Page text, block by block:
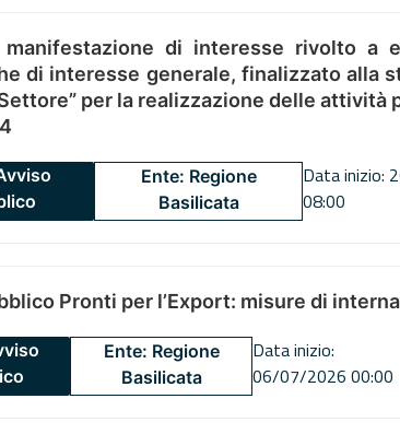
manifestazione di interesse rivolto
di interesse generale, finalizzato alla
per la realizzazione delle attività
Ente: Regione
Basilicata
Data inizio:
08:00
Pronti per l’Export: misure di
Ente: Regione
Basilicata
Data inizio:
06/07/2026 00:00